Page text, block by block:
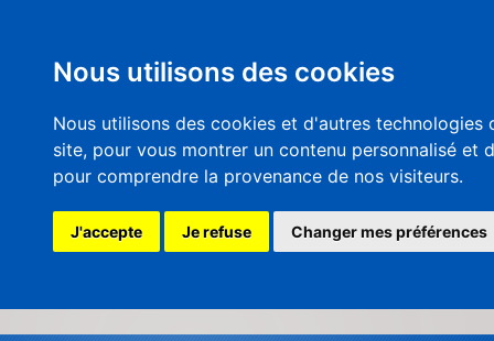
Nous utilisons des cookies
Nous utilisons des cookies et d'autres
site, pour vous montrer un contenu personnalisé
pour comprendre la provenance de nos visiteurs.
J'accepte Je refuse Changer mes préférences